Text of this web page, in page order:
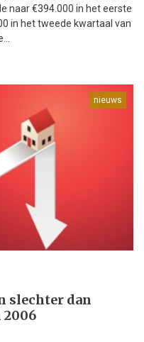
naar €394.000 in het eerste
in het tweede kwartaal van
nieuws
slechter dan
2006